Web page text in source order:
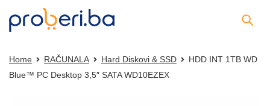
Home RAČUNALA Hard Diskovi & SSD
HDD INT 1TB WD
Blue™ PC Desktop 3,5″ SATA WD10EZEX